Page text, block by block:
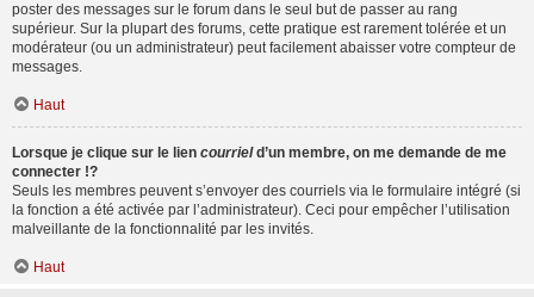
poster des messages sur le forum dans le seul but de passer au rang
supérieur. Sur la plupart des forums, cette pratique est rarement tolérée et un
modérateur (ou un administrateur) peut facilement abaisser votre compteur de
messages.
Haut
Lorsque je clique sur le lien courrield’un membre, on me demande de me
connecter !?
Seuls les membres peuvent s’envoyer des courriels via le formulaire intégré (si
la fonction a été activée par l’administrateur). Ceci pour empêcher l’utilisation
malveillante de la fonctionnalité par les invités.
Haut